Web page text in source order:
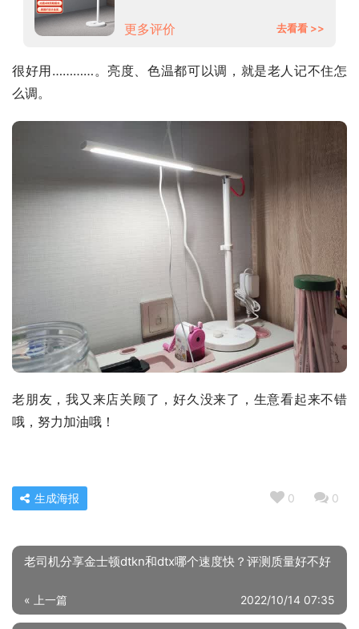
更多评价 去看看 >>
很好用…………。亮度、色温都可以调，就是老人记不住怎
么调。
老朋友，我又来店关顾了，好久没来了，生意看起来不错
哦，努力加油哦！
0 0
生成海报
老司机分享金士顿dtkn和dtx哪个速度快？评测质量好不好
« 上一篇 2022/10/14 07:35